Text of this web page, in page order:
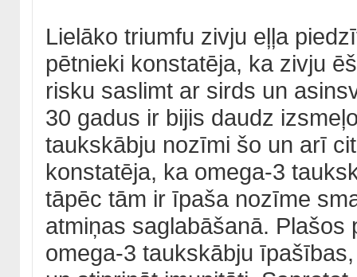
Lielāko triumfu zivju eļļa
pētnieki konstatēja, ka zivju
risku saslimt ar sirds un
30 gadus ir bijis daudz
taukskābju nozīmi šo un arī
konstatēja, ka omega-3
tāpēc tām ir īpaša nozīme
atmiņas saglabāšanā.
omega-3 taukskābju